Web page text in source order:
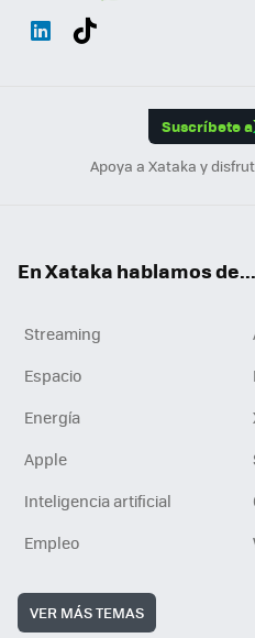
Suscríbete a
Apoya a Xataka y
En Xataka hablamos de...
Streaming
Espacio
Energía
Apple
Inteligencia artificial
Empleo
VER MÁS TEMAS